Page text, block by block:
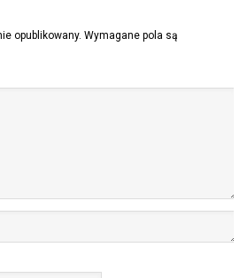
opublikowany. Wymagane pola są